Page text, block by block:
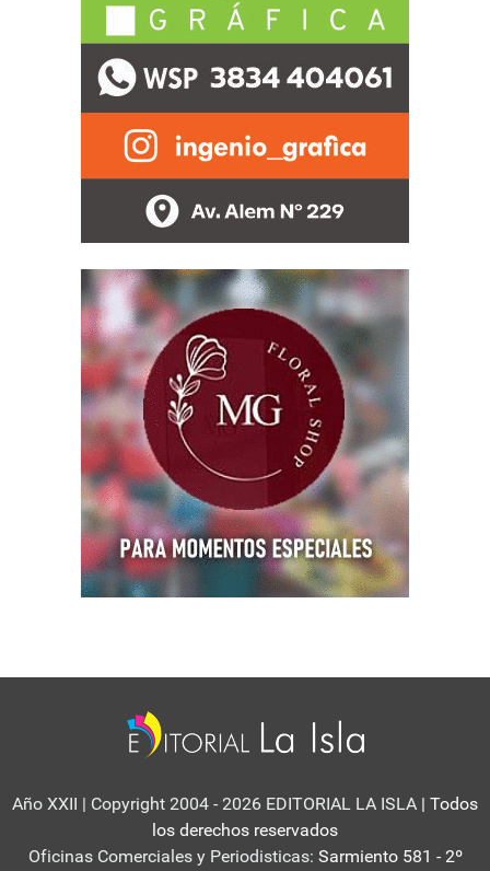
Año XXII | Copyright 2004 - 2026 EDITORIAL LA ISLA | Todos
los derechos reservados
Oficinas Comerciales y Periodisticas: Sarmiento 581 - 2º